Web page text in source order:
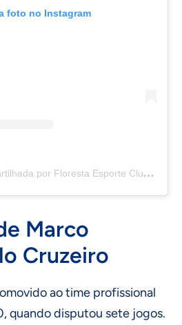
foto no Instagram
U
ma publicação compartilhada por Floresta Esporte Clube (@florestaec)
Marco
Cruzeiro
ao time profissional
quando disputou sete jogos.